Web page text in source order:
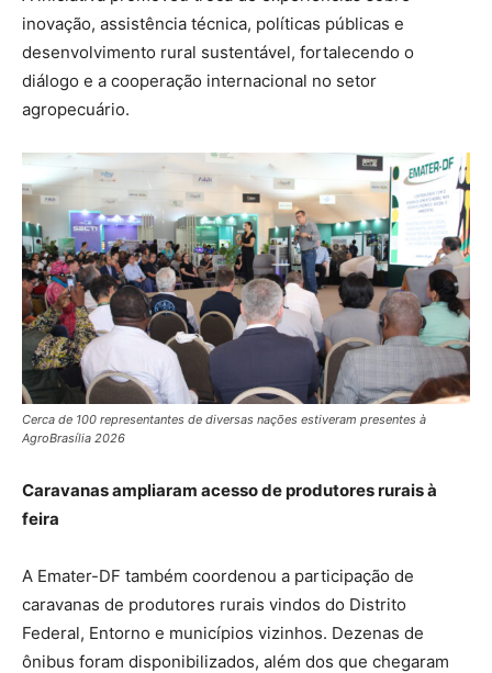
inovação, assistência técnica, políticas públicas e
desenvolvimento rural sustentável, fortalecendo o
diálogo e a cooperação internacional no setor
agropecuário.
Cerca de 100 representantes de diversas nações estiveram presentes à
AgroBrasília 2026
Caravanas ampliaram acesso de produtores rurais à
feira
A Emater-DF também coordenou a participação de
caravanas de produtores rurais vindos do Distrito
Federal, Entorno e municípios vizinhos. Dezenas de
ônibus foram disponibilizados, além dos que chegaram